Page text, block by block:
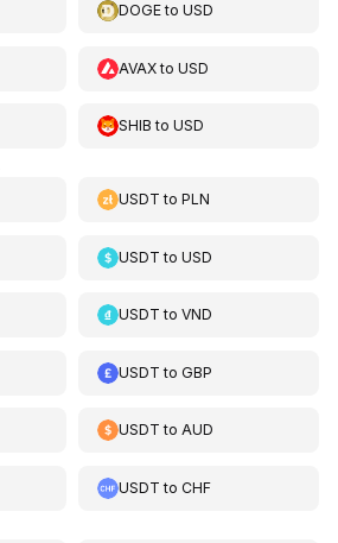
DOGEtoUSD
AVAXtoUSD
SHIB toUSD
USDT toPLN
USDT toUSD
USDT toVND
USDT toGBP
USDT toAUD
USDT toCHF